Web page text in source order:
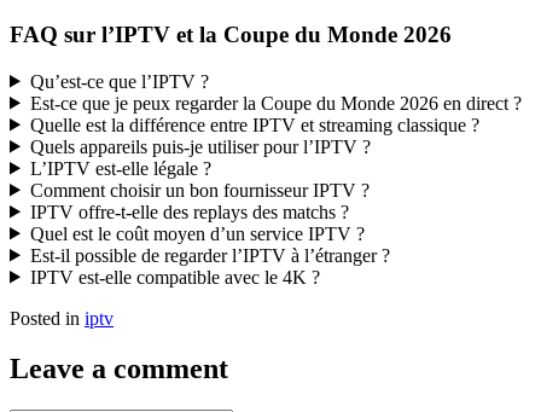
FAQ sur l’IPTV et la Coupe du Monde 2026
Qu’est-ce que l’IPTV ?
Est-ce que je peux regarder la Coupe du Monde 2026 en direct ?
Quelle est la différence entre IPTV et streaming classique ?
Quels appareils puis-je utiliser pour l’IPTV ?
L’IPTV est-elle légale ?
Comment choisir un bon fournisseur IPTV ?
IPTV offre-t-elle des replays des matchs ?
Quel est le coût moyen d’un service IPTV ?
Est-il possible de regarder l’IPTV à l’étranger ?
IPTV est-elle compatible avec le 4K ?
Posted in iptv
Leave a comment